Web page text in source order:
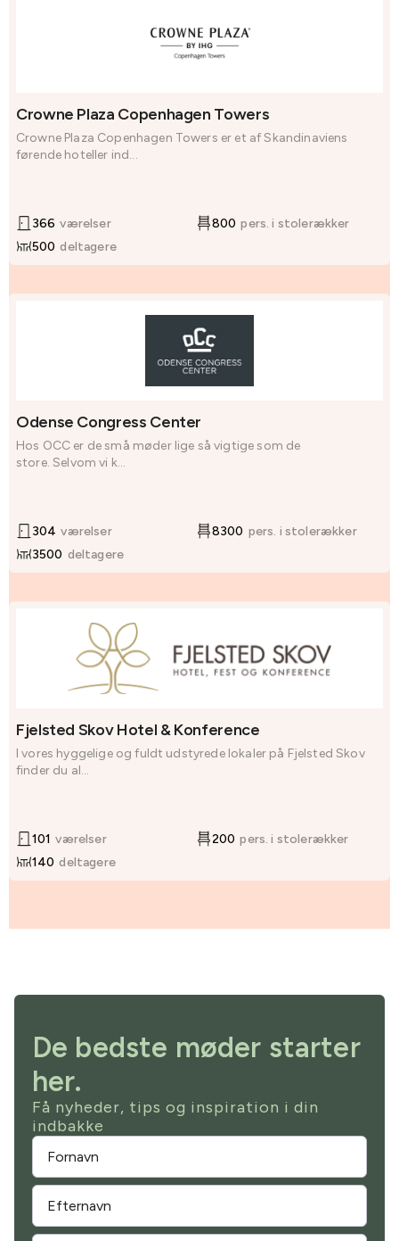
Crowne Plaza Copenhagen Towers
Crowne Plaza Copenhagen Towers er et af Skandinaviens
førende hoteller ind...
366 værelser 800 pers. i stolerækker
500 deltagere
Odense Congress Center
Hos OCC er de små møder lige så vigtige som de
store. Selvom vi k...
304 værelser 8300 pers. i stolerækker
3500 deltagere
Fjelsted Skov Hotel & Konference
I vores hyggelige og fuldt udstyrede lokaler på Fjelsted Skov
finder du al...
101 værelser 200 pers. i stolerækker
140 deltagere
De bedste møder starter
her.
Få nyheder, tips og inspiration i din
indbakke